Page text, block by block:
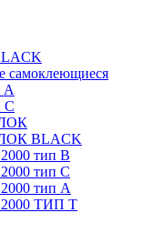
самоклеющиеся
С
BLACK
тип B
тип C
тип А
ТИП Т